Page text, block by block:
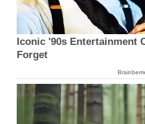
Iconic '90s Entertainment
Forget